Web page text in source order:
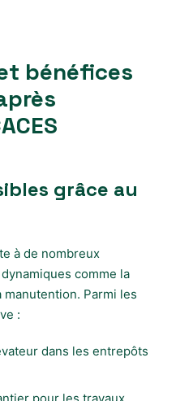
bénéfices
grâce au
à de nombreux
comme la
Parmi les
:
dans les entrepôts